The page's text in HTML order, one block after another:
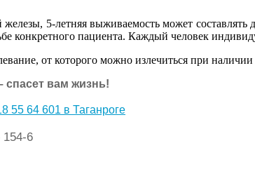
5-летняя выживаемость может
конкретного пациента. Каждый человек
от которого можно излечиться при
вам жизнь!
55 64 601 в Таганроге
154-6